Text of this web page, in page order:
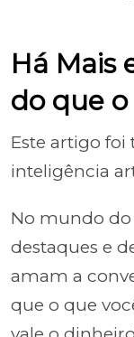
Há Mais
do que
Este artigo
inteligência
No mundo do
destaques e
amam a
que o que